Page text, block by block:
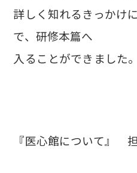
詳しく知れるきっかけ
で、研修本篇へ
入ることができました。
『医心館について』